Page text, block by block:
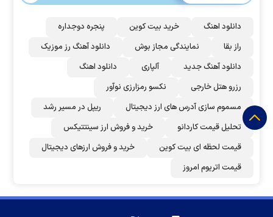
دانلود اهنگ خرید بیت کوین
پنجره دوجداره
راز بقا
نمایندگی مجاز بوش
دانلود آهنگ رز‌ موزیک
دانلود آهنگ جدید
آلپاری
دانلود اهنگ
رزرو هتل خارجی
نکسو رمزارزی نوآور
مسموم سازی آدرس های ارز دیجیتال
ریپل در مسیر رشد
تحلیل قیمت کاردانو
خرید و فروش ارز سینتتیکس
قیمت لحظه ای بیت کوین
خرید و فروش ارزهای دیجیتال
قیمت اتریوم امروز